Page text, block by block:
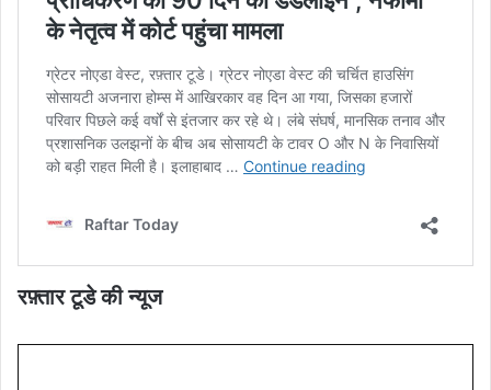
रफ़्तार टूडे की न्यूज